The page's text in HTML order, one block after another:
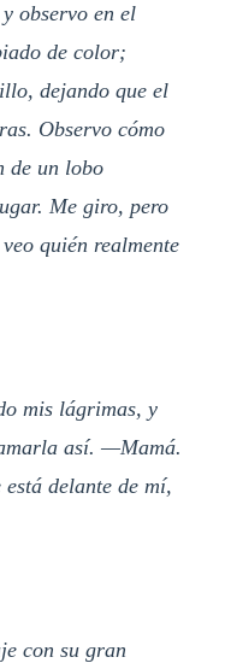
observo en el
de color;
dejando que el
Observo cómo
de un lobo
Me giro, pero
quién realmente
mis lágrimas, y
así. —Mamá.
delante de mí,
con su gran